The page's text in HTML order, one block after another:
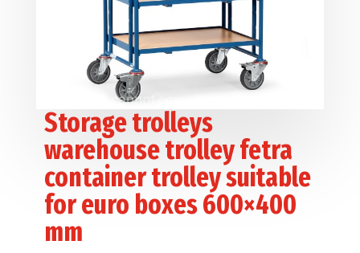
Storage trolleys
warehouse trolley fetra
container trolley suitable
for euro boxes 600×400
mm